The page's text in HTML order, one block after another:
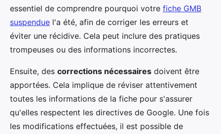
essentiel de comprendre pourquoi votre fiche GMB
suspendue l'a été, afin de corriger les erreurs et
éviter une récidive. Cela peut inclure des pratiques
trompeuses ou des informations incorrectes.
Ensuite, des corrections nécessaires doivent être
apportées. Cela implique de réviser attentivement
toutes les informations de la fiche pour s'assurer
qu'elles respectent les directives de Google. Une fois
les modifications effectuées, il est possible de